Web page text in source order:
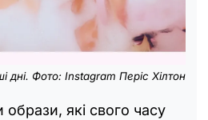
дні. Фото: Instagram Періс Хілтон
які свого часу